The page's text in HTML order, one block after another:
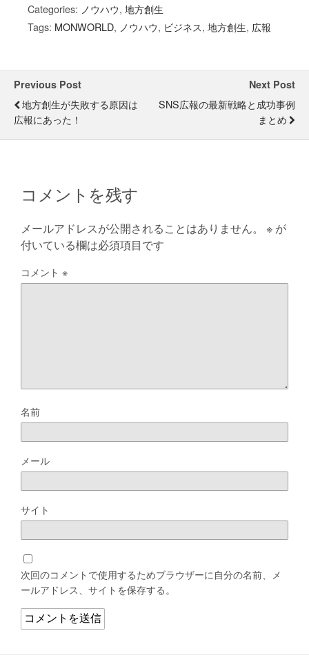
Categories: ノウハウ, 地方創生
Tags: MONWORLD, ノウハウ, ビジネス, 地方創生, 広報
Previous Post
地方創生が失敗する原因は
広報にあった！
Next Post
SNS広報の最新戦略と成功事例
まとめ
コメントを残す
メールアドレスが公開されることはありません。 ※ が
付いている欄は必須項目です
コメント ※
名前
メール
サイト
次回のコメントで使用するためブラウザーに自分の名前、メ
ールアドレス、サイトを保存する。